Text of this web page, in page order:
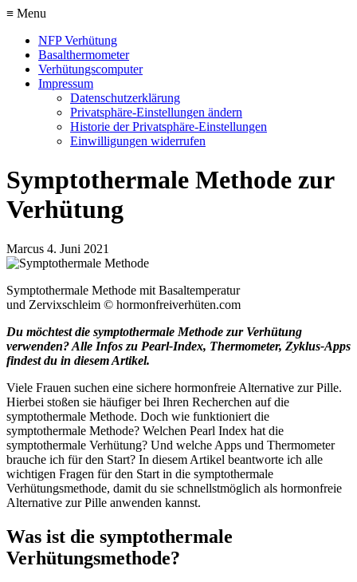
≡ Menu
NFP Verhütung
Basalthermometer
Verhütungscomputer
Impressum
Datenschutzerklärung
Privatsphäre-Einstellungen ändern
Historie der Privatsphäre-Einstellungen
Einwilligungen widerrufen
Symptothermale Methode zur
Verhütung
Marcus 4. Juni 2021
Symptothermale Methode mit Basaltemperatur
und Zervixschleim © hormonfreiverhüten.com
Du möchtest die symptothermale Methode zur Verhütung
verwenden? Alle Infos zu Pearl-Index, Thermometer, Zyklus-Apps
findest du in diesem Artikel.
Viele Frauen suchen eine sichere hormonfreie Alternative zur Pille.
Hierbei stoßen sie häufiger bei Ihren Recherchen auf die
symptothermale Methode. Doch wie funktioniert die
symptothermale Methode? Welchen Pearl Index hat die
symptothermale Verhütung? Und welche Apps und Thermometer
brauche ich für den Start? In diesem Artikel beantworte ich alle
wichtigen Fragen für den Start in die symptothermale
Verhütungsmethode, damit du sie schnellstmöglich als hormonfreie
Alternative zur Pille anwenden kannst.
Was ist die symptothermale
Verhütungsmethode?